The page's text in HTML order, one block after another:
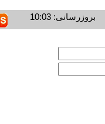
بروزرسانی: 10:03